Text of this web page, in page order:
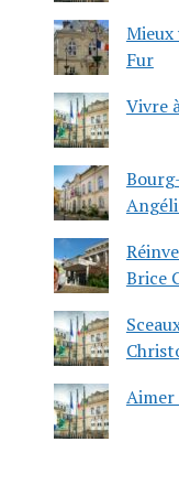
Mieux
Fur
Vivre
Brice
Aimer